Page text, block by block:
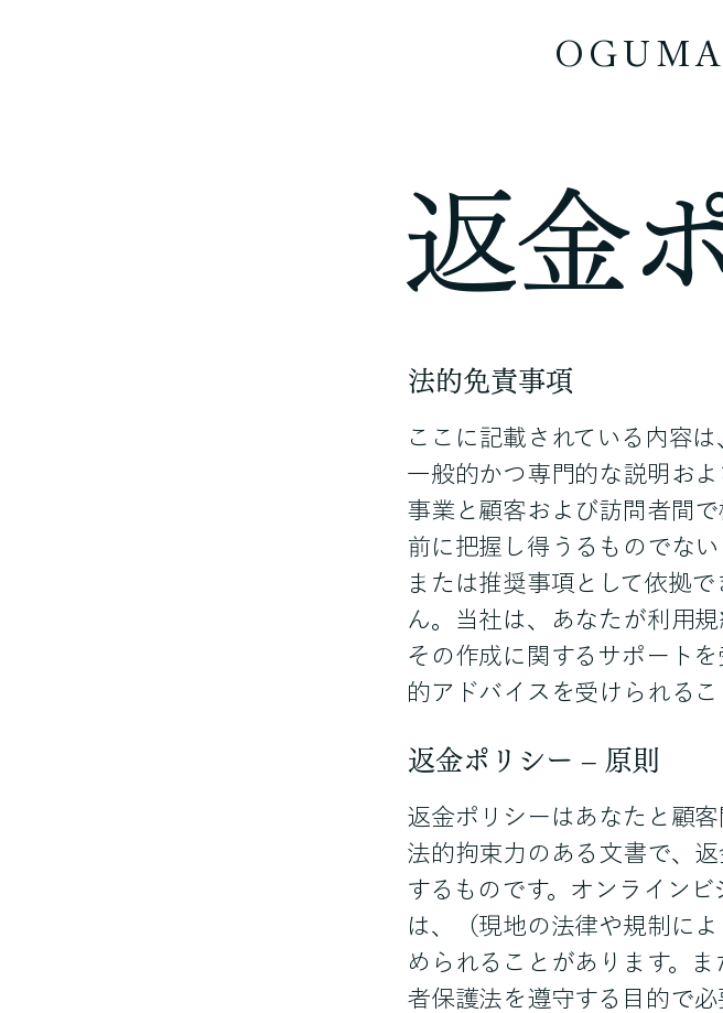
返金
法的免責事項
ここに記載されている内容
一般的かつ専門的な説明お
事業と顧客および訪問者間
前に把握し得うるものでな
または推奨事項として依拠
ん。当社は、あなたが利用
その作成に関するサポート
的アドバイスを受けられるこ
返金ポリシー – 原則
返金ポリシーはあなたと顧
法的拘束力のある文書で、
するものです。オンライン
は、（現地の法律や規制に
められることがあります。
者保護法を遵守する目的で